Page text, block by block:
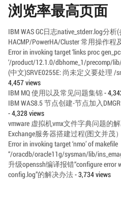
浏览率最高页面
IBM WAS GC日志native_stderr.log分析
HACMP/PowerHA/Cluster 常用操作程
Error in invoking target ‘links proc
‘/product/12.1.0/dbhome_1/precomp/
(中文)SRVE0255E: 尚未定义要处理 /
4,457 views
IBM MQ 使用以及常见问题集锦-
IBM WAS8.5 节点创建-节点加入
- 4,328 views
vmware 虚拟机vmx文件字典问题的
Exchange服务器搭建过程(图文并茂）
Error in invoking target ‘nmo’ of makefile
“/oracdb/oracle11g/sysman/lib/
升级openssh编译报错“configure error
config.log”的解决办法- 3,734 views